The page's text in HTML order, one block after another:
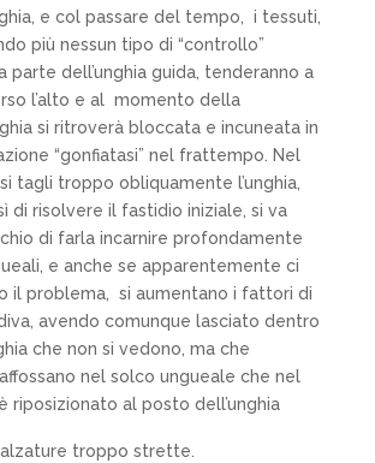
e col passare del tempo,
i tessuti,
più nessun tipo di “controllo”
parte dell’unghia guida, tenderanno a
l’alto e al momento della
si ritroverà bloccata e incuneata in
“gonfiatasi” nel frattempo. Nel
tagli troppo obliquamente l’unghia,
di risolvere il fastidio iniziale, si va
di farla incarnire profondamente
e anche se apparentemente ci
il problema,
si aumentano i fattori di
avendo comunque lasciato dentro
che non si vedono, ma che
nel solco ungueale che nel
riposizionato al posto dell’unghia
troppo strette